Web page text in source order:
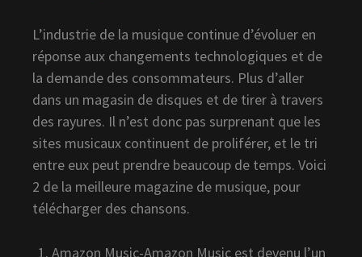
L’industrie de la musique continue d’évoluer en
réponse aux changements technologiques et de
la demande des consommateurs. Plus d’aller
dans un magasin de disques et de tirer à travers
des rayures. Il n’est donc pas surprenant que les
sites musicaux continuent de proliférer, et le tri
entre eux peut prendre beaucoup de temps. Voici
2 de la meilleure magazine de musique, pour
télécharger des chansons.
Amazon Music-Amazon Music est devenu l’un